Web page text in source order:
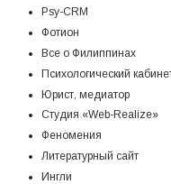
Psy-CRM
Фотион
Все о Филиппинах
Психологический
Юрист, медиатор
Студия «Web-Realize»
Феномения
Литературный сайт
Ингли